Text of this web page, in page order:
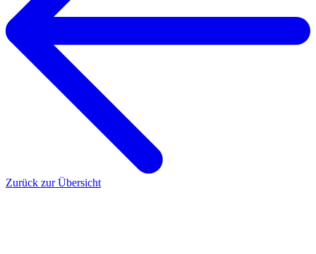
Zurück zur Übersicht